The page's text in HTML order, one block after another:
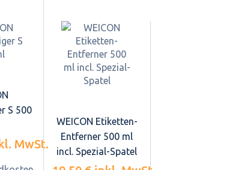
S 500
MwSt.
WEICON Etiketten-
Entferner 500 ml
incl. Spezial-Spatel